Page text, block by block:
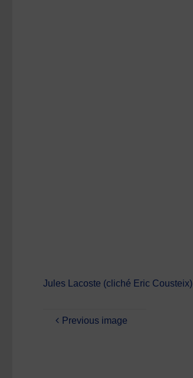
Jules Lacoste (cliché Eric Cousteix)
Previous image